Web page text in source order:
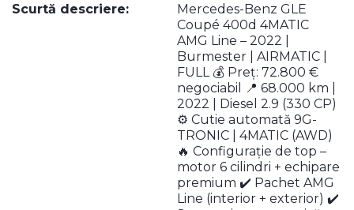
Scurtă descriere:
Mercedes-Benz GLE
Coupé 400d 4MATIC
AMG Line – 2022 |
Burmester | AIRMATIC |
FULL 💰 Preț: 72.800 €
negociabil 📍 68.000 km |
2022 | Diesel 2.9 (330 CP)
⚙️ Cutie automată 9G-
TRONIC | 4MATIC (AWD)
🔥 Configurație de top –
motor 6 cilindri + echipare
premium ✔️ Pachet AMG
Line (interior + exterior) ✔️